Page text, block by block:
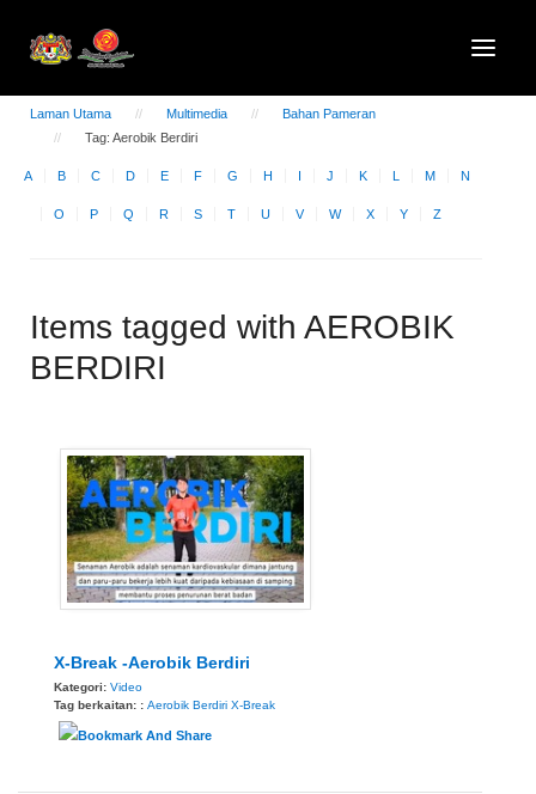
Laman Utama Multimedia
Bahan Pameran
Tag: Aerobik Berdiri
A B C D E F G H I J K L M N
O P Q R S T U V W X Y Z
Items tagged with AEROBIK
BERDIRI
X-Break -Aerobik Berdiri
Kategori: Video
Tag berkaitan: : Aerobik Berdiri X-Break